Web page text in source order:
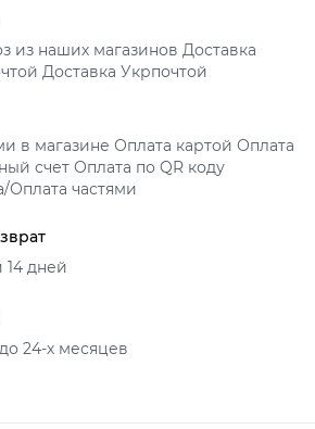
из наших магазинов Доставка
Доставка Укрпочтой
в магазине Оплата картой Оплата
счет Оплата по QR коду
Оплата частями
14 дней
24-х месяцев